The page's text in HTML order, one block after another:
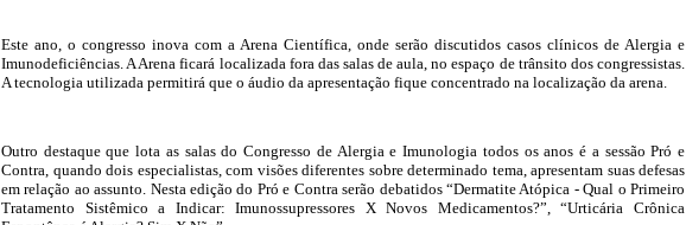
Este ano, o congresso inova com a Arena Científica, onde serão discutidos casos clínicos de Alergia e
Imunodeficiências. A Arena ficará localizada fora das salas de aula, no espaço de trânsito dos congressistas.
A tecnologia utilizada permitirá que o áudio da apresentação fique concentrado na localização da arena.
Outro destaque que lota as salas do Congresso de Alergia e Imunologia todos os anos é a sessão Pró e
Contra, quando dois especialistas, com visões diferentes sobre determinado tema, apresentam suas defesas
em relação ao assunto. Nesta edição do Pró e Contra serão debatidos “Dermatite Atópica - Qual o Primeiro
Tratamento Sistêmico a Indicar: Imunossupressores X Novos Medicamentos?”, “Urticária Crônica